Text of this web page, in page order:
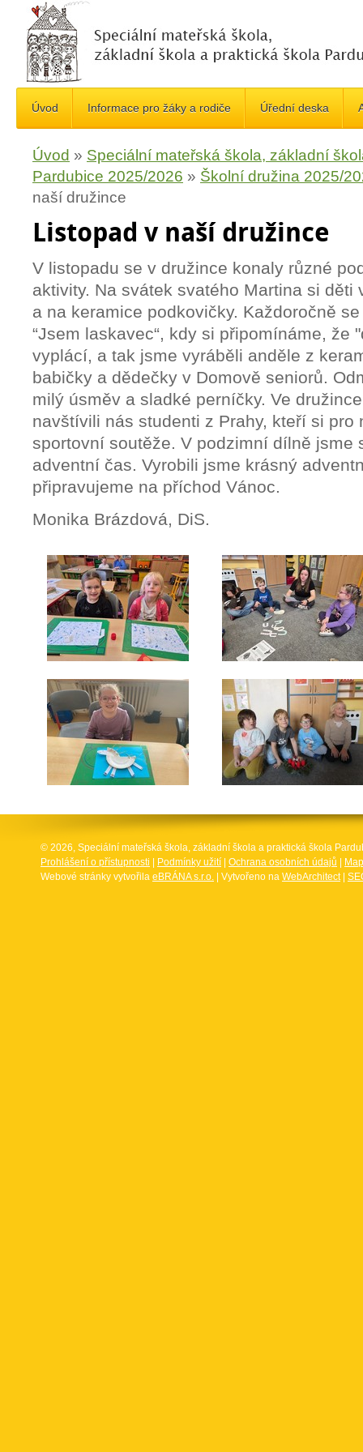
Úvod Informace pro žáky a rodiče Úřední deska
Úvod » Speciální mateřská škola, základní
Pardubice 2025/2026 » Školní družina 2025/
naší družince
Listopad v naší družince
V listopadu se v družince konaly různé
aktivity. Na svátek svatého Martina si děti
a na keramice podkovičky. Každoročně
“Jsem laskavec“, kdy si připomínáme, že
vyplácí, a tak jsme vyráběli anděle z
babičky a dědečky v Domově seniorů.
milý úsměv a sladké perníčky. Ve
navštívili nás studenti z Prahy, kteří si pro
sportovní soutěže. V podzimní dílně jsme
adventní čas. Vyrobili jsme krásný
připravujeme na příchod Vánoc.
Monika Brázdová, DiS.
© 2026, Speciální mateřská škola, základní škola a praktická škola
Prohlášení o přístupnosti
Podmínky užití Ochrana osobních údajů
Webové stránky vytvořila eBRÁNA s.r.o. | Vytvořeno na WebArchitect|